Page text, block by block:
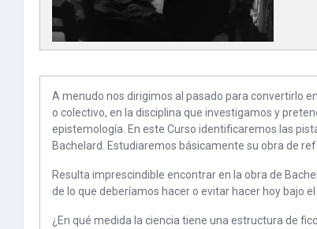
A menudo nos dirigimos al pasado para convertirlo
o colectivo, en la disciplina que investigamos y
epistemología. En este Curso identificaremos las
Bachelard. Estudiaremos básicamente su obra de
Resulta imprescindible encontrar en la obra de
de lo que deberíamos hacer o evitar hacer hoy bajo
¿En qué medida la ciencia tiene una estructura de